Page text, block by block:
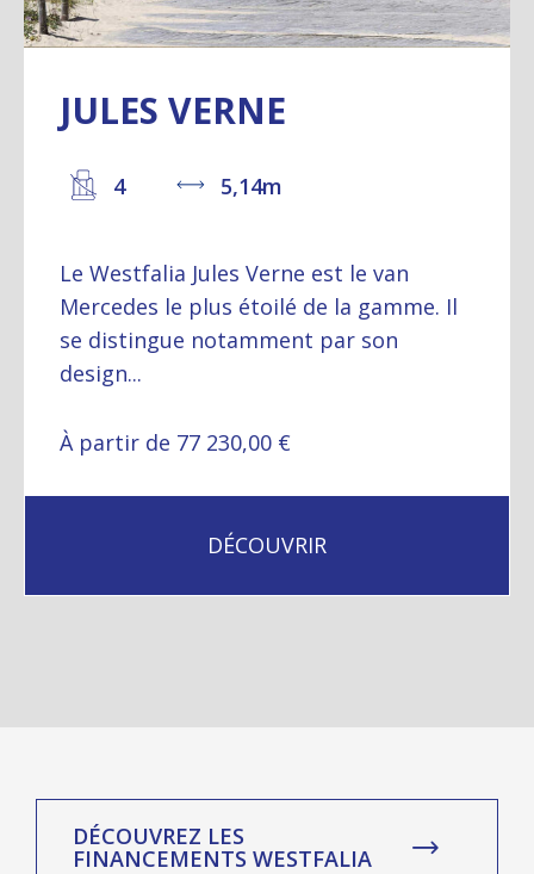
JULES VERNE
4 5,14m
Le Westfalia Jules Verne est le van
Mercedes le plus étoilé de la gamme. Il
se distingue notamment par son
design...
À partir de 77 230,00 €
DÉCOUVRIR
DÉCOUVREZ LES
FINANCEMENTS WESTFALIA